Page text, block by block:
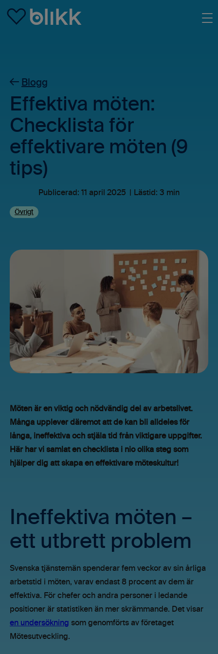
Blogg
Effektiva möten:
Checklista för
effektivare möten (9
tips)
Publicerad: 11 april 2025 Lästid: 3 min
Övrigt
Möten är en viktig och nödvändig del av arbetslivet.
Många upplever däremot att de kan bli alldeles för
långa, ineffektiva och stjäla tid från viktigare uppgifter.
Här har vi samlat en checklista i nio olika steg som
hjälper dig att skapa en effektivare möteskultur!
Ineffektiva möten –
ett utbrett problem
Svenska tjänstemän spenderar fem veckor av sin årliga
arbetstid i möten, varav endast 8 procent av dem är
effektiva. För chefer och andra personer i ledande
positioner är statistiken än mer skrämmande. Det visar
en undersökning som genomförts av företaget
Mötesutveckling.